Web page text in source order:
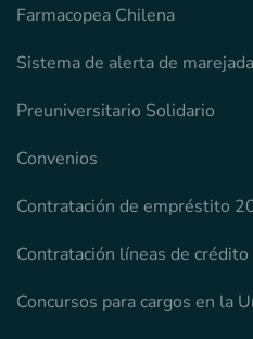
Farmacopea Chilena
Sistema de alerta de
Preuniversitario Solidario
Convenios
Contratación de empréstito
Contratación líneas de
Concursos para cargos en la